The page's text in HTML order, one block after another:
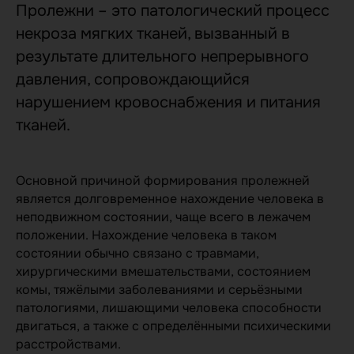
Пролежни – это патологический процесс
некроза мягких тканей, вызванный в
результате длительного непрерывного
давления, сопровождающийся
нарушением кровоснабжения и питания
тканей.
Основной причиной формирования пролежней
является долговременное нахождение человека в
неподвижном состоянии, чаще всего в лежачем
положении. Нахождение человека в таком
состоянии обычно связано с травмами,
хирургическими вмешательствами, состоянием
комы, тяжёлыми заболеваниями и серьёзными
патологиями, лишающими человека способности
двигаться, а также с определёнными психическими
расстройствами.